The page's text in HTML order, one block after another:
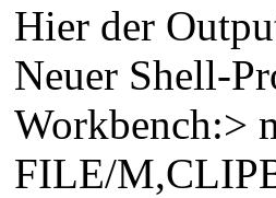
Hier der
Neuer Shell-
Workbench:>
FILE/